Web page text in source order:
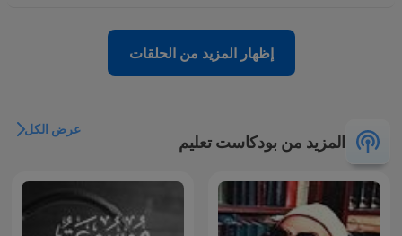
إظهار المزيد من الحلقات
المزيد من بودكاست تعليم
عرض الكل